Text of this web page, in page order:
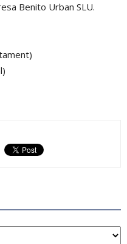
Benito Urban SLU.